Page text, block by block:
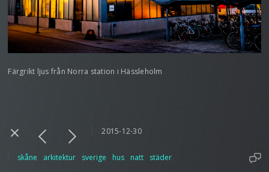
Färgrikt ljus från Norra station i Hässleholm
2015-12-30
skåne arkitektur sverige hus natt städer